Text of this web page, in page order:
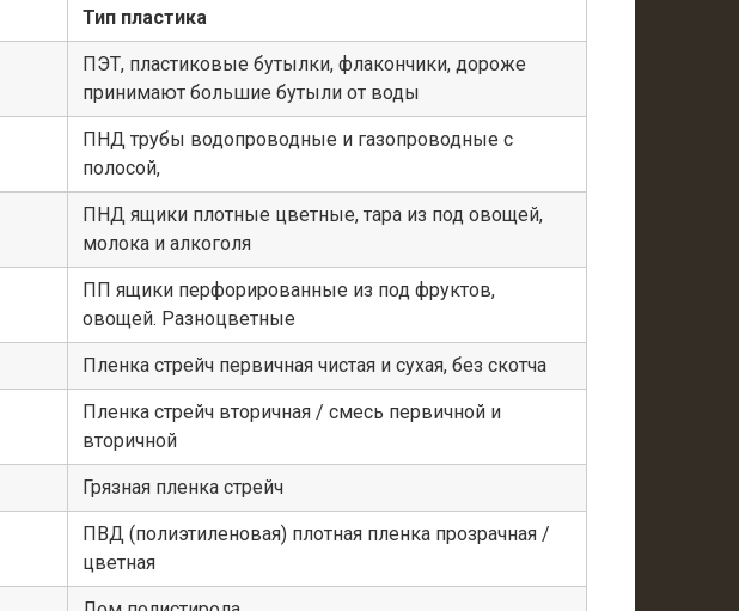
Тип пластика
ПЭТ, пластиковые бутылки, флакончики, дороже
принимают большие бутыли от воды
ПНД трубы водопроводные и газопроводные с
полосой,
ПНД ящики плотные цветные, тара из под овощей,
молока и алкоголя
ПП ящики перфорированные из под фруктов,
овощей. Разноцветные
Пленка стрейч первичная чистая и сухая, без скотча
Пленка стрейч вторичная / смесь первичной и
вторичной
Грязная пленка стрейч
ПВД (полиэтиленовая) плотная пленка прозрачная /
цветная